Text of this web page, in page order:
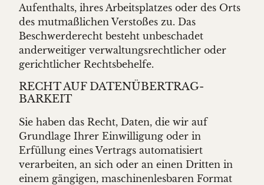
Aufenthalts, ihres Arbeitsplatzes oder des Orts
des mutmaßlichen Verstoßes zu. Das
Beschwerderecht besteht unbeschadet
anderweitiger verwaltungsrechtlicher oder
gerichtlicher Rechtsbehelfe.
RECHT AUF DATEN­ÜBERTRAG­
BARKEIT
Sie haben das Recht, Daten, die wir auf
Grundlage Ihrer Einwilligung oder in
Erfüllung eines Vertrags automatisiert
verarbeiten, an sich oder an einen Dritten in
einem gängigen, maschinenlesbaren Format